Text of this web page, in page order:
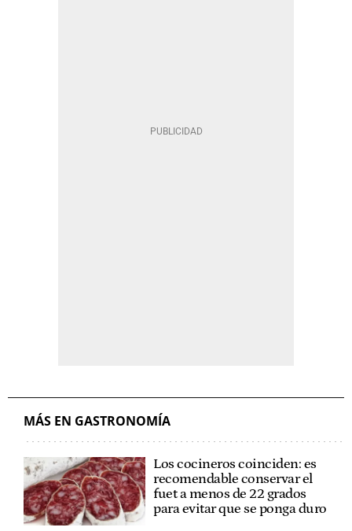
MÁS EN GASTRONOMÍA
Los cocineros coinciden: es
recomendable conservar el
fuet a menos de 22 grados
para evitar que se ponga duro